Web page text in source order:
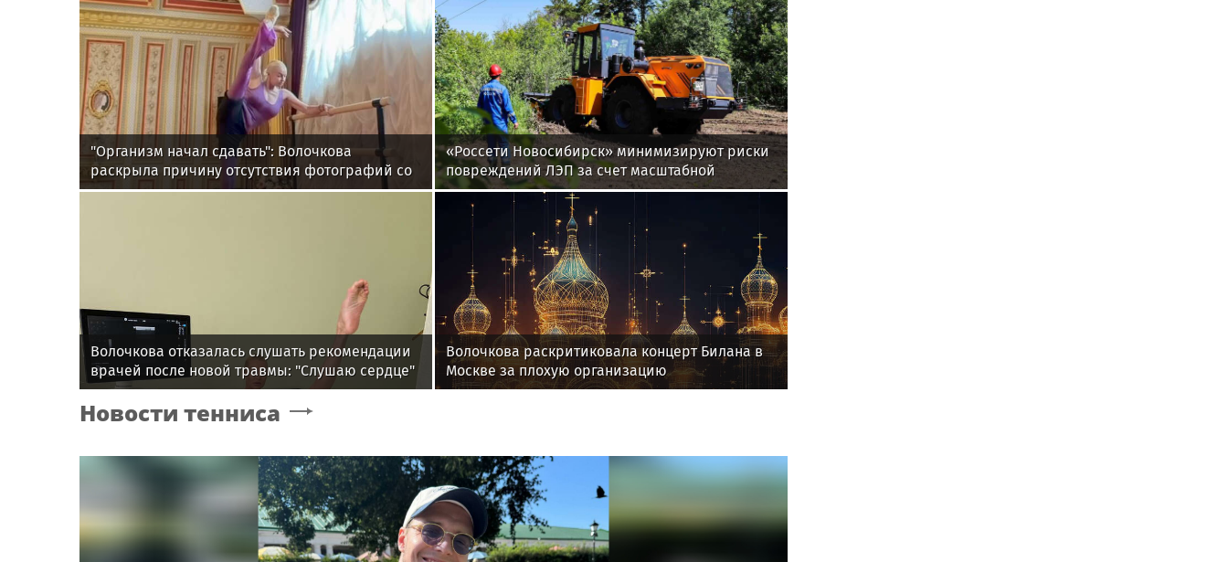
"Организм начал сдавать": Волочкова
раскрыла причину отсутствия фотографий со
шпагатами
«Россети Новосибирск» минимизируют риски
повреждений ЛЭП за счет масштабной
расчистки просек
Волочкова отказалась слушать рекомендации
врачей после новой травмы: "Слушаю сердце"
Волочкова раскритиковала концерт Билана в
Москве за плохую организацию
Новости тенниса